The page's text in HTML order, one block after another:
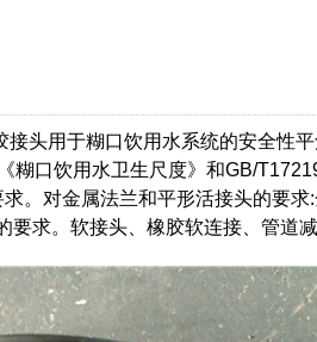
头用于糊口饮用水系统的安全性平
糊口饮用水卫生尺度》和GB/
。对金属法兰和平形活接头的要求
求。软接头、橡胶软连接、管道减